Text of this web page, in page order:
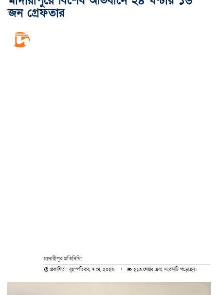
জন গ্রেফতার
মাদারীপুর প্রতিনিধি:
প্রকাশিত : বৃহস্পতিবার, ৭ মে, ২০২৬ ২১৩ শেয়ার এবং সংবাদটি পড়েছেন।